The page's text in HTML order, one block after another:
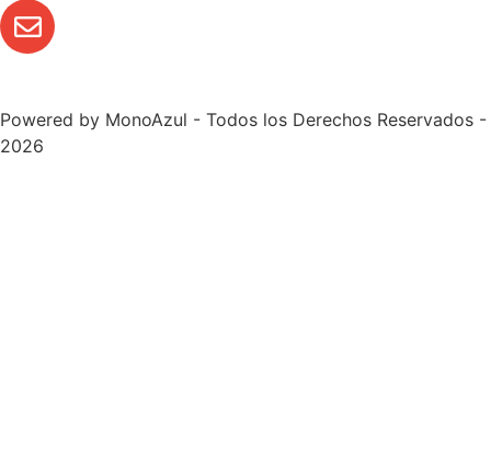
Powered by MonoAzul - Todos los Derechos Reservados -
2026